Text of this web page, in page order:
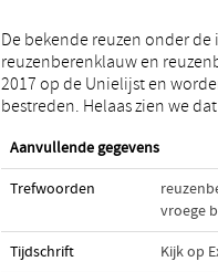
De bekende reuzen onder de
reuzenberenklauw en
2017 op de Unielijst en
bestreden. Helaas zien we
in het seizoen plaatsvindt. Er
deze problematische
Aanvullende gegevens
Trefwoorden
vroege
Tijdschrift Kijk op